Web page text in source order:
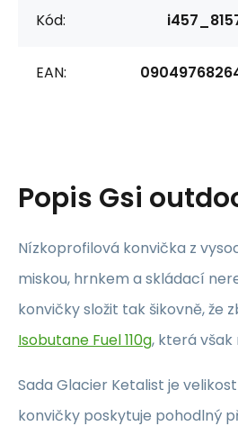
Kód:
EAN:
Popis Gsi
Nízkoprofilová konvička z
miskou, hrnkem a skládací
konvičky složit tak šikovně,
Isobutane Fuel 110g, která však
Sada Glacier Ketalist je
konvičky poskytuje pohodlný